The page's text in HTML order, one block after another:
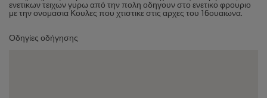
ενετικων τειχων γυρω από την πολη οδηγουν στο ενετικο φρουριο
με την ονομασια Κουλες που χτιστικε στις αρχες του 16ουαιωνα.
Οδηγίες οδήγησης